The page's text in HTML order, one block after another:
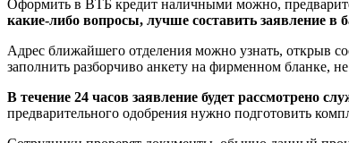
Оформить в ВТБ кредит наличными можно,
какие-либо вопросы, лучше составить заявление в
Адрес ближайшего отделения можно узнать, открыв
заполнить разборчиво анкету на фирменном бланке,
В течение 24 часов заявление будет рассмотрено
предварительного одобрения нужно подготовить